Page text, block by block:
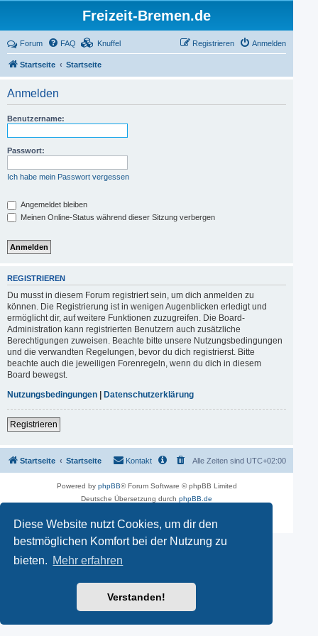
Diese Website nutzt Cookies, um dir den
bestmöglichen Komfort bei der Nutzung zu
bieten. Mehr erfahren
Verstanden!
Freizeit-Bremen.de
Forum FAQ Knuffel Anmelden
Registrieren
Startseite Startseite
Anmelden
Benutzername:
Passwort:
Ich habe mein Passwort vergessen
Angemeldet bleiben
Meinen Online-Status während dieser Sitzung verbergen
REGISTRIEREN
Du musst in diesem Forum registriert sein, um dich anmelden zu
können. Die Registrierung ist in wenigen Augenblicken erledigt und
ermöglicht dir, auf weitere Funktionen zuzugreifen. Die Board-
Administration kann registrierten Benutzern auch zusätzliche
Berechtigungen zuweisen. Beachte bitte unsere Nutzungsbedingungen
und die verwandten Regelungen, bevor du dich registrierst. Bitte
beachte auch die jeweiligen Forenregeln, wenn du dich in diesem
Board bewegst.
Nutzungsbedingungen | Datenschutzerklärung
Registrieren
Startseite Startseite Alle Zeiten sind UTC+02:00
Kontakt
Powered by phpBB® Forum Software © phpBB Limited
Deutsche Übersetzung durchphpBB.de
Datenschutz
Nutzungsbedingungen